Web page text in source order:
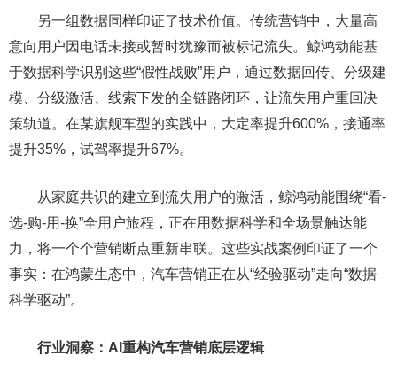
另一组数据同样印证了技术价值。传统营销中，大量高
意向用户因电话未接或暂时犹豫而被标记流失。鲸鸿动能基
于数据科学识别这些“假性战败”用户，通过数据回传、分级建
模、分级激活、线索下发的全链路闭环，让流失用户重回决
策轨道。在某旗舰车型的实践中，大定率提升600%，接通率
提升35%，试驾率提升67%。
从家庭共识的建立到流失用户的激活，鲸鸿动能围绕“看-
选-购-用-换”全用户旅程，正在用数据科学和全场景触达能
力，将一个个营销断点重新串联。这些实战案例印证了一个
事实：在鸿蒙生态中，汽车营销正在从“经验驱动”走向“数据
科学驱动”。
行业洞察：AI重构汽车营销底层逻辑